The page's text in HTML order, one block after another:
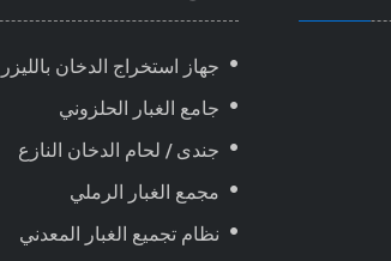
جهاز استخراج الدخان بالليزر
جامع الغبار الحلزوني
جندى / لحام الدخان النازع
مجمع الغبار الرملي
نظام تجميع الغبار المعدني